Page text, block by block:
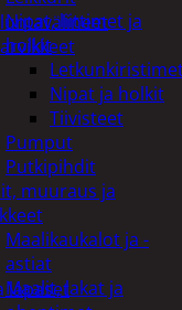
Nipat, liittimet ja
holkit
Nipat ja holkit
Tiivisteet
Pumput
Putkipihdit
muuraus ja
Maalikaukalot ja -
astiat
Maalit, lakat ja
lapaset